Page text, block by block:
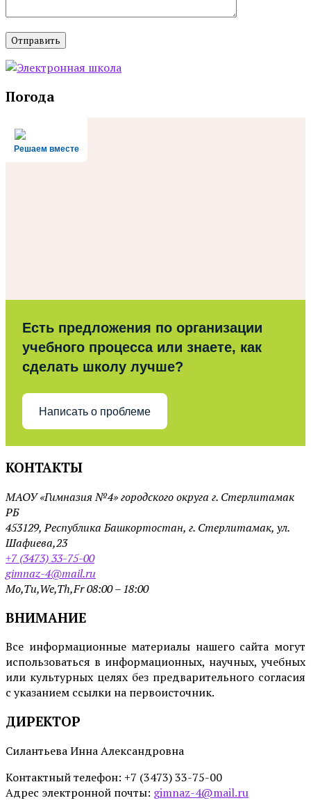
Погода
Решаем вместе
Есть предложения по организации
учебного процесса или знаете, как
сделать школу лучше?
Написать о проблеме
КОНТАКТЫ
МАОУ «Гимназия №4» городского округа г. Стерлитамак
РБ
453129, Республика Башкортостан, г. Стерлитамак, ул.
Шафиева,23
+7 (3473) 33-75-00
gimnaz-4@mail.ru
Mo,Tu,We,Th,Fr 08:00 – 18:00
ВНИМАНИЕ
Все информационные материалы нашего сайта могут
использоваться в информационных, научных, учебных
или культурных целях без предварительного согласия
с указанием ссылки на первоисточник.
ДИРЕКТОР
Силантьева Инна Александровна
Контактный телефон: +7 (3473) 33-75-00
Адрес электронной почты: gimnaz-4@mail.ru